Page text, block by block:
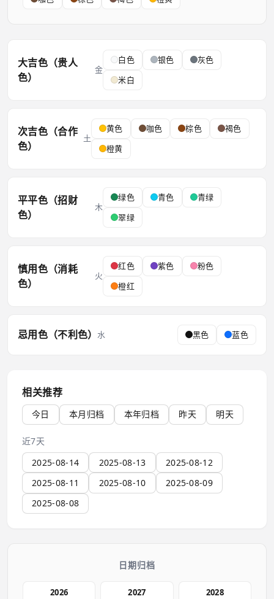
大吉色（贵人
色）
金
白色 银色
灰色
米白
次吉色（合作
色）
土
黄色 咖色 棕色
褐色
橙黄
平平色（招财
色）
木
绿色 青色
青绿
翠绿
慎用色（消耗
色）
火
红色 紫色
粉色
橙红
忌用色（不利色） 水 黑色 蓝色
相关推荐
今日 本月归档 本年归档 昨天 明天
近7天
2025-08-14
2025-08-13
2025-08-12
2025-08-11
2025-08-10
2025-08-09
2025-08-08
日期归档
2026 2027 2028